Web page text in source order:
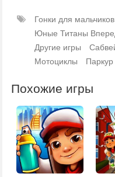
Гонки для мальчиков
Юные Титаны
Другие игры
Мотоциклы
Паркур
Похожие игры